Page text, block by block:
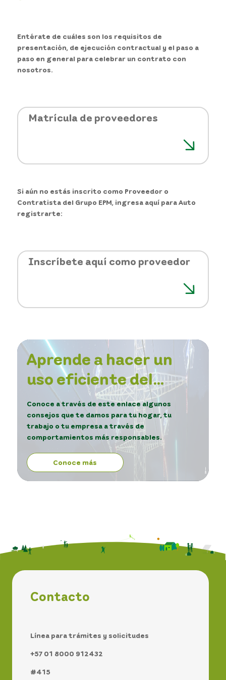
Entérate de cuáles son los requisitos de
presentación, de ejecución contractual y el paso a
paso en general para celebrar un contrato con
nosotros.
Matrícula de proveedores
Si aún no estás inscrito como Proveedor o
Contratista del Grupo EPM, ingresa aquí para Auto
registrarte:
Inscríbete aquí como proveedor
Aprende a hacer un
uso eficiente del
servicio de energía.
Conoce a través de este enlace algunos
consejos que te damos para tu hogar, tu
trabajo o tu empresa a través de
comportamientos más responsables.
Conoce más
Contacto
Línea para trámites y solicitudes
+57 01 8000 912432
#415